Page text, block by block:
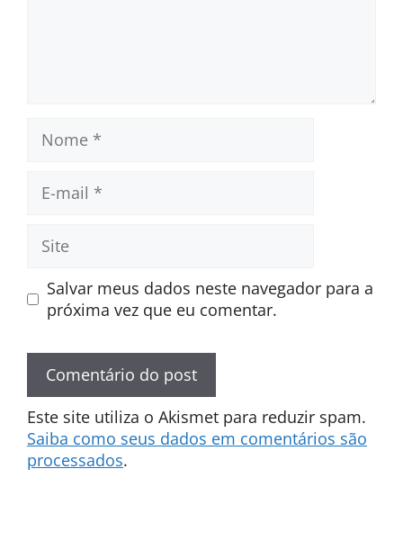
mail
Site
Salvar meus dados neste navegador para a
próxima vez que eu comentar.
Este site utiliza o Akismet para reduzir spam.
Saiba como seus dados em comentários são
processados.